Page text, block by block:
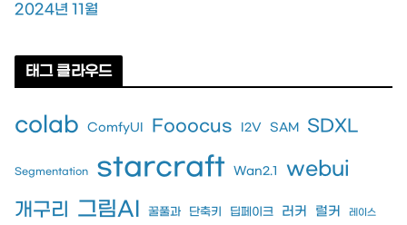
2024년 11월
태그 클라우드
colab ComfyUI Fooocus I2V SAM SDXL
Segmentation starcraft Wan2.1
webui
개구리 그림AI 꿀풀과 단축키 딥페이크 러커 럴커 레이스